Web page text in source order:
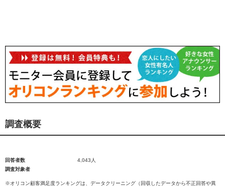
調査概要
回答者数
4,043人
調査対象者
※オリコン顧客満足度ランキングは、データクリーニング（回収したデータから不正回答や異